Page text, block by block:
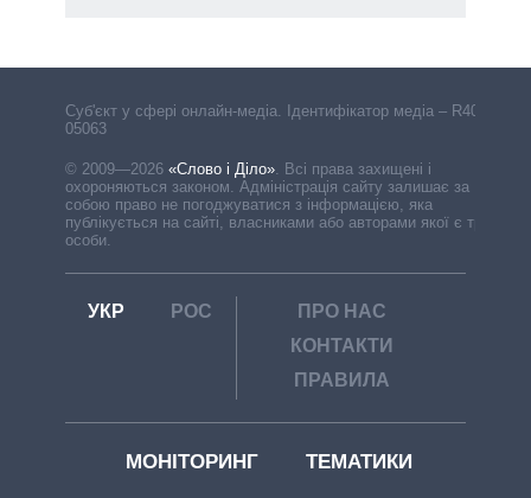
Cуб'єкт у сфері онлайн-медіа. Ідентифікатор медіа – R40-
05063
© 2009—2026 «Слово і Діло». Всі права захищені і
охороняються законом. Адміністрація сайту залишає за
собою право не погоджуватися з інформацією, яка
публікується на сайті, власниками або авторами якої є треті
особи.
УКР РОС
ПРО НАС
КОНТАКТИ
ПРАВИЛА
МОНІТОРИНГ ТЕМАТИКИ